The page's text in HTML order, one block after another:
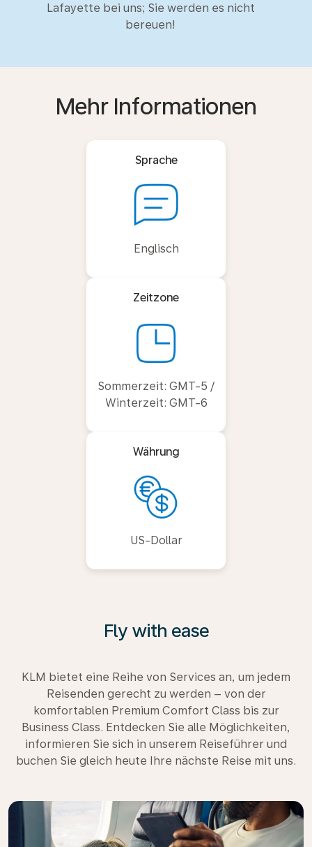
Lafayette bei uns; Sie werden es nicht
bereuen!
Mehr Informationen
Sprache
Englisch
Zeitzone
Sommerzeit: GMT-5 /
Winterzeit: GMT-6
Währung
US-Dollar
Fly with ease
KLM bietet eine Reihe von Services an, um jedem
Reisenden gerecht zu werden – von der
komfortablen Premium Comfort Class bis zur
Business Class. Entdecken Sie alle Möglichkeiten,
informieren Sie sich in unserem Reiseführer und
buchen Sie gleich heute Ihre nächste Reise mit uns.